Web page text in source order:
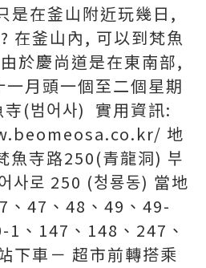
是在釜山附近玩幾日,
在釜山內, 可以到梵魚
於慶尚道是在東南部,
月頭一個至二個星期
(범어사) 實用資訊:
地
魚寺路250(青龍洞) 부
사로 250 (청룡동) 當地
、47、48、49、49-
、147、148、247、
下車－ 超市前轉搭乘